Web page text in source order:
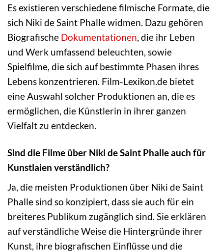
Es existieren verschiedene filmische Formate, die
sich Niki de Saint Phalle widmen. Dazu gehören
Biografische Dokumentationen, die ihr Leben
und Werk umfassend beleuchten, sowie
Spielfilme, die sich auf bestimmte Phasen ihres
Lebens konzentrieren. Film-Lexikon.de bietet
eine Auswahl solcher Produktionen an, die es
ermöglichen, die Künstlerin in ihrer ganzen
Vielfalt zu entdecken.
Sind die Filme über Niki de Saint Phalle auch für
Kunstlaien verständlich?
Ja, die meisten Produktionen über Niki de Saint
Phalle sind so konzipiert, dass sie auch für ein
breiteres Publikum zugänglich sind. Sie erklären
auf verständliche Weise die Hintergründe ihrer
Kunst, ihre biografischen Einflüsse und die